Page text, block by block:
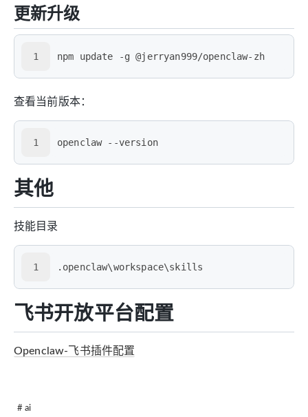
更新升级
1 npm update -g @jerryan999/openclaw-zh
查看当前版本：
1 openclaw --version
其他
技能目录
1 .openclaw\workspace\skills
飞书开放平台配置
Openclaw-飞书插件配置
# ai